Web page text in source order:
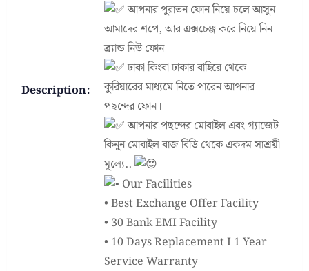
Description:
আপনার পুরাতন ফোন নিয়ে চলে আসুন
আমাদের শপে, আর এক্সচেঞ্জ করে নিয়ে নিন
ব্র্যান্ড নিউ ফোন।
ঢাকা কিংবা ঢাকার বাহিরে থেকে
কুরিয়ারের মাধ্যমে নিতে পারেন আপনার
পছন্দের ফোন।
আপনার পছন্দের মোবাইল এবং গ্যাজেট
কিনুন মোবাইল বাজ বিডি থেকে একদম সাশ্রয়ী
মূল্যে..
Our Facilities
• Best Exchange Offer Facility
• 30 Bank EMI Facility
• 10 Days Replacement I 1 Year
Service Warranty